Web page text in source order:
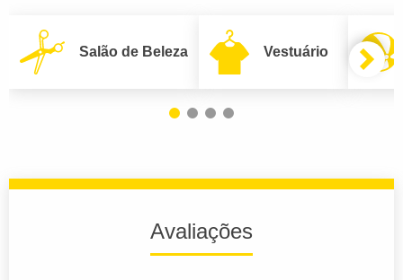
Salão de Beleza Vestuário
Avaliações